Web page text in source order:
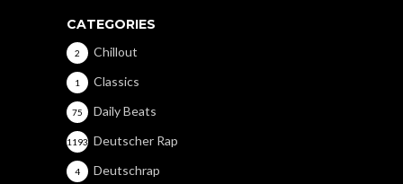
CATEGORIES
Chillout
2
Classics
1
Daily Beats
75
Deutscher Rap
1193
Deutschrap
4